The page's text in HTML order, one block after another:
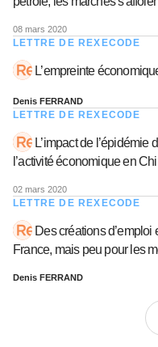
08 mars 2020
LETTRE DE REXECODE
L’empreinte
Denis FERRAND
LETTRE DE REXECODE
L’impact de l’épidémie
l’activité économique en
02 mars 2020
LETTRE DE REXECODE
Des créations d’emploi
France, mais peu pour les
Denis FERRAND